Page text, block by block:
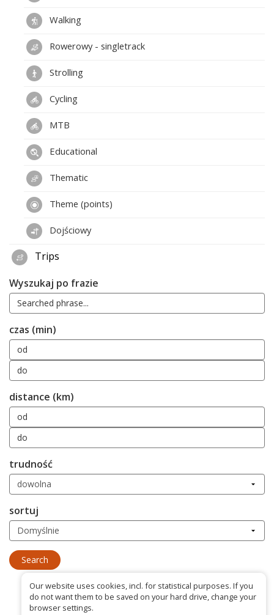
Walking
Rowerowy - singletrack
Strolling
Cycling
MTB
Educational
Thematic
Theme (points)
Dojściowy
Trips
Wyszukaj po frazie
czas (min)
distance (km)
trudność
sortuj
Our website uses cookies, incl. for statistical purposes. If you
do not want them to be saved on your hard drive, change your
browser settings.